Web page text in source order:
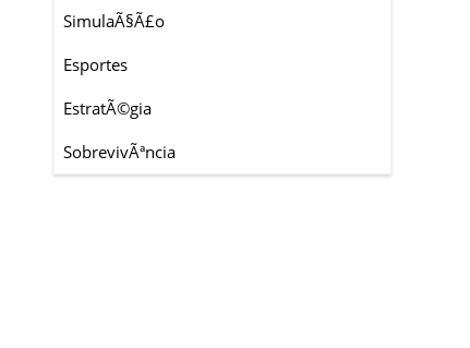
SimulaÃ§Ã£o
Esportes
EstratÃ©gia
SobrevivÃªncia